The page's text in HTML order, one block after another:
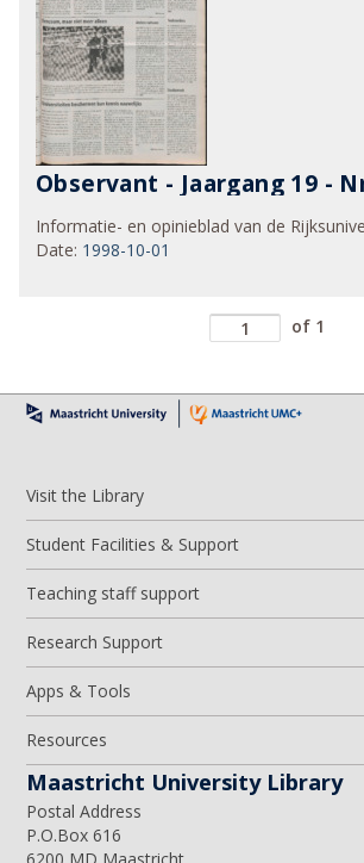
Observant - Jaargang 19 -
Informatie- en opinieblad van de
Date: 1998-10-01
of 1
Visit the Library
Student Facilities & Support
Teaching staff support
Research Support
Apps & Tools
Resources
Maastricht University Library
Postal Address
P.O.Box 616